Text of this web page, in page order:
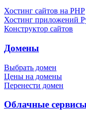
Хостинг сайтов на PHP
Хостинг приложений
Конструктор сайтов
Домены
Выбрать домен
Цены на домены
Перенести домен
Облачные